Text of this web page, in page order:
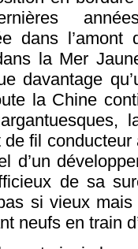
dans
la Mer
davantage
la Chine
fil
d’un
de sa
si vieux
neufs en train